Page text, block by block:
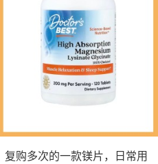
复购多次的一款镁片，日常用
面🍜
3
2